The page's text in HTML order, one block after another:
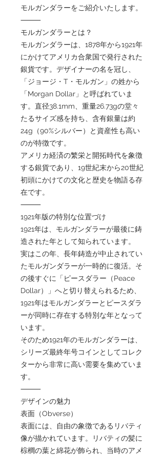
モルガンダラーをご紹介いたします。
⸻
モルガンダラーとは？
モルガンダラーは、1878年から1921年
にかけてアメリカ合衆国で発行された
銀貨です。デザイナーの名を冠し、
「ジョージ・T・モルガン」の姓から
「Morgan Dollar」と呼ばれていま
す。直径38.1mm、重量26.73gの堂々
たるサイズ感を持ち、含有銀量は約
24g（90%シルバー）と資産性も高い
のが特徴です。
アメリカ経済の繁栄と開拓時代を象徴
する銀貨であり、19世紀末から20世紀
初頭にかけての文化と歴史を物語る存
在です。
⸻
1921年版の特別な位置づけ
1921年は、モルガンダラーが最後に鋳
造された年として知られています。
実はこの年、長年鋳造が中止されてい
たモルガンダラーが一時的に復活。そ
の後すぐに「ピースダラー（Peace
Dollar）」へと切り替えられるため、
1921年はモルガンダラーとピースダラ
ーが同時に存在する特別な年となって
います。
そのため1921年のモルガンダラーは、
シリーズ最終年号コインとしてコレク
ターから非常に高い需要を集めていま
す。
⸻
デザインの魅力
表面（Obverse）
表面には、自由の象徴であるリバティ
像が描かれています。リバティの髪に
棕櫚の葉と綿花が飾られ、当時のアメ